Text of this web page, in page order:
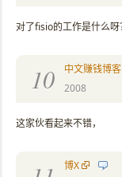
对了fisio的工作是什么呀
10
中文赚钱博客
2008
这家伙看起来不错，
博X